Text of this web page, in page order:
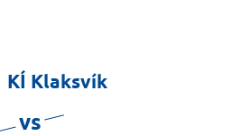
KÍ Klaksvík
vs